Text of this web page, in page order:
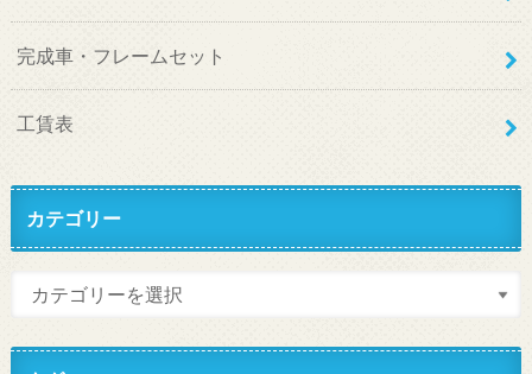
完成車・フレームセット
工賃表
カテゴリー